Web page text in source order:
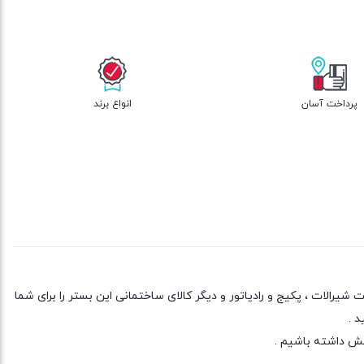
پرداخت آسان انواع برند
، پکیج و رادیاتور و دیگر کالای ساختمانی این بستر را برای شما
.
داشته باشیم .